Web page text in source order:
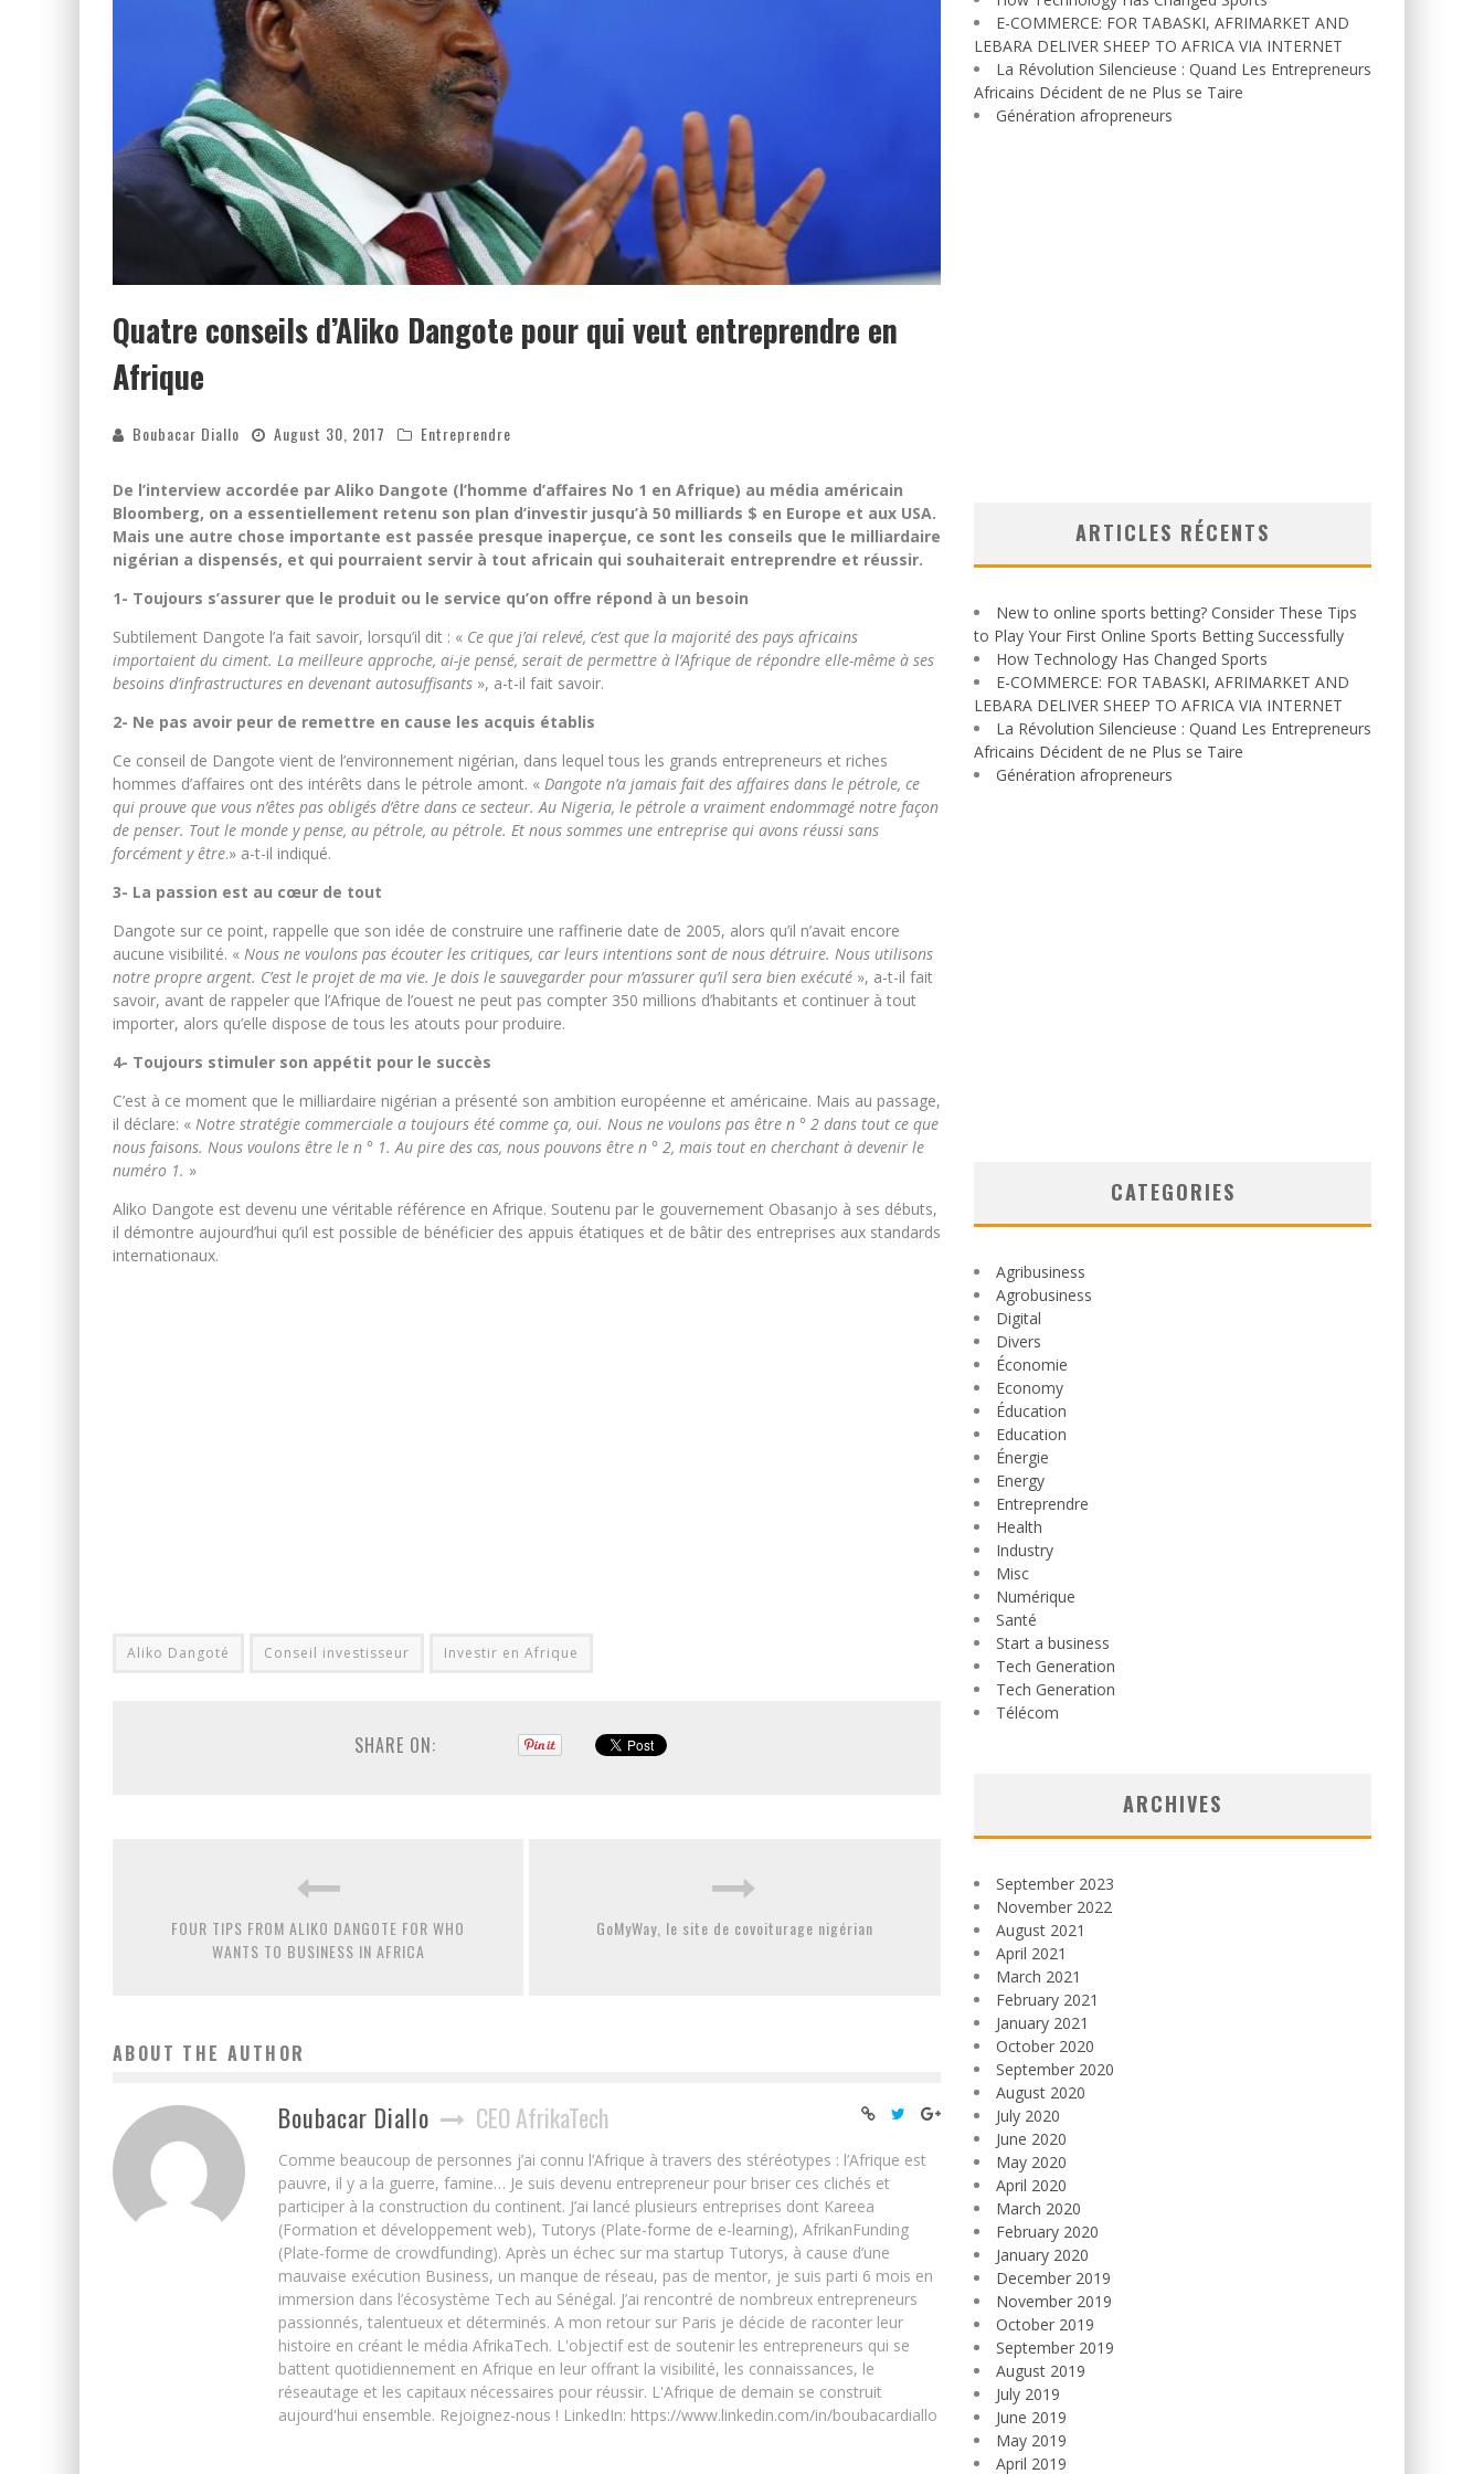
Quatre conseils d’Aliko Dangote pour qui veut entreprendre en
Afrique
Boubacar Diallo August 30, 2017 Entreprendre
De l’interview accordée par Aliko Dangote (l’homme d’affaires No 1 en Afrique) au média américain
Bloomberg, on a essentiellement retenu son plan d’investir jusqu’à 50 milliards $ en Europe et aux USA.
Mais une autre chose importante est passée presque inaperçue, ce sont les conseils que le milliardaire
nigérian a dispensés, et qui pourraient servir à tout africain qui souhaiterait entreprendre et réussir.
1- Toujours s’assurer que le produit ou le service qu’on offre répond à un besoin
Subtilement Dangote l’a fait savoir, lorsqu’il dit : « Ce que j’ai relevé, c’est que la majorité des pays africains
importaient du ciment. La meilleure approche, ai-je pensé, serait de permettre à l’Afrique de répondre elle-même à ses
besoins d’infrastructures en devenant autosuffisants », a-t-il fait savoir.
2- Ne pas avoir peur de remettre en cause les acquis établis
Ce conseil de Dangote vient de l’environnement nigérian, dans lequel tous les grands entrepreneurs et riches
hommes d’affaires ont des intérêts dans le pétrole amont. « Dangote n’a jamais fait des affaires dans le pétrole, ce
qui prouve que vous n’êtes pas obligés d’être dans ce secteur. Au Nigeria, le pétrole a vraiment endommagé notre façon
de penser. Tout le monde y pense, au pétrole, au pétrole. Et nous sommes une entreprise qui avons réussi sans
forcément y être.» a-t-il indiqué.
3- La passion est au cœur de tout
Dangote sur ce point, rappelle que son idée de construire une raffinerie date de 2005, alors qu’il n’avait encore
aucune visibilité. « Nous ne voulons pas écouter les critiques, car leurs intentions sont de nous détruire. Nous utilisons
notre propre argent. C’est le projet de ma vie. Je dois le sauvegarder pour m’assurer qu’il sera bien exécuté », a-t-il fait
savoir, avant de rappeler que l’Afrique de l’ouest ne peut pas compter 350 millions d’habitants et continuer à tout
importer, alors qu’elle dispose de tous les atouts pour produire.
4- Toujours stimuler son appétit pour le succès
C’est à ce moment que le milliardaire nigérian a présenté son ambition européenne et américaine. Mais au passage,
il déclare: « Notre stratégie commerciale a toujours été comme ça, oui. Nous ne voulons pas être n ° 2 dans tout ce que
nous faisons. Nous voulons être le n ° 1. Au pire des cas, nous pouvons être n ° 2, mais tout en cherchant à devenir le
numéro 1. »
Aliko Dangote est devenu une véritable référence en Afrique. Soutenu par le gouvernement Obasanjo à ses débuts,
il démontre aujourd’hui qu’il est possible de bénéficier des appuis étatiques et de bâtir des entreprises aux standards
internationaux.
Aliko Dangoté Conseil investisseur Investir en Afrique
SHARE ON:
FOUR TIPS FROM ALIKO DANGOTE FOR WHO
WANTS TO BUSINESS IN AFRICA
GoMyWay, le site de covoiturage nigérian
ABOUT THE AUTHOR
Boubacar Diallo CEO AfrikaTech
Comme beaucoup de personnes j’ai connu l’Afrique à travers des stéréotypes : l’Afrique est
pauvre, il y a la guerre, famine… Je suis devenu entrepreneur pour briser ces clichés et
participer à la construction du continent. J’ai lancé plusieurs entreprises dont Kareea
(Formation et développement web), Tutorys (Plate-forme de e-learning), AfrikanFunding
(Plate-forme de crowdfunding). Après un échec sur ma startup Tutorys, à cause d’une
mauvaise exécution Business, un manque de réseau, pas de mentor, je suis parti 6 mois en
immersion dans l’écosystème Tech au Sénégal. J’ai rencontré de nombreux entrepreneurs
passionnés, talentueux et déterminés. A mon retour sur Paris je décide de raconter leur
histoire en créant le média AfrikaTech. L'objectif est de soutenir les entrepreneurs qui se
battent quotidiennement en Afrique en leur offrant la visibilité, les connaissances, le
réseautage et les capitaux nécessaires pour réussir. L'Afrique de demain se construit
aujourd'hui ensemble. Rejoignez-nous ! LinkedIn: https://www.linkedin.com/in/boubacardiallo
E-COMMERCE: FOR TABASKI, AFRIMARKET AND
LEBARA DELIVER SHEEP TO AFRICA VIA INTERNET
La Révolution Silencieuse : Quand Les Entrepreneurs
Africains Décident de ne Plus se Taire
Génération afropreneurs
ARTICLES RÉCENTS
New to online sports betting? Consider These Tips
to Play Your First Online Sports Betting Successfully
How Technology Has Changed Sports
E-COMMERCE: FOR TABASKI, AFRIMARKET AND
LEBARA DELIVER SHEEP TO AFRICA VIA INTERNET
La Révolution Silencieuse : Quand Les Entrepreneurs
Africains Décident de ne Plus se Taire
Génération afropreneurs
CATEGORIES
Agribusiness
Agrobusiness
Digital
Divers
Économie
Economy
Éducation
Education
Énergie
Energy
Entreprendre
Health
Industry
Misc
Numérique
Santé
Start a business
Tech Generation
Tech Generation
Télécom
ARCHIVES
September 2023
November 2022
August 2021
April 2021
March 2021
February 2021
January 2021
October 2020
September 2020
August 2020
July 2020
June 2020
May 2020
April 2020
March 2020
February 2020
January 2020
December 2019
November 2019
October 2019
September 2019
August 2019
July 2019
June 2019
May 2019
April 2019